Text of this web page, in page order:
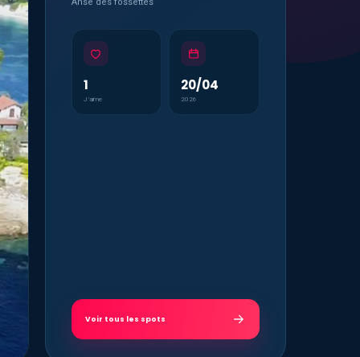
1
J’aime
20/04
2026
Voir tous les spots